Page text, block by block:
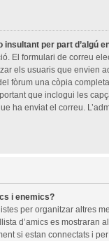
per part d’algú
El formulari de correu
els usuaris que envien
fòrum una còpia
que inclogui les
ha enviat el correu.
i enemics?
per organitzar altres
d’amics es mostraran
si estan connectats i